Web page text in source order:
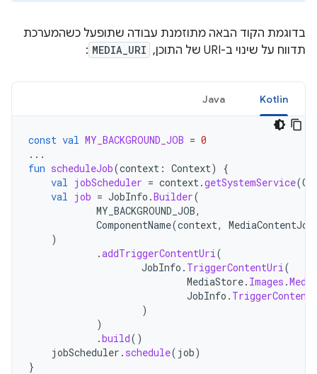
בדוגמת הקוד הבאה מתוזמנת עבודה שתופעל כשהמערכת
תדווח על שינוי ב-URI של התוכן,
MEDIA_URI
:
Kotlin
Java
const val MY_BACKGROUND_JOB = 0
...
fun scheduleJob(context : Context)
{
val jobScheduler = context.getSystemService(
val job = JobInfo .Builder(
MY_BACKGROUND_JOB,
ComponentName(context, MediaContentJob
)
.addTriggerContentUri(
JobInfo . TriggerContentUri(
MediaStore. Images .Media
JobInfo .
)
)
.build()
jobScheduler . schedule( job)
}